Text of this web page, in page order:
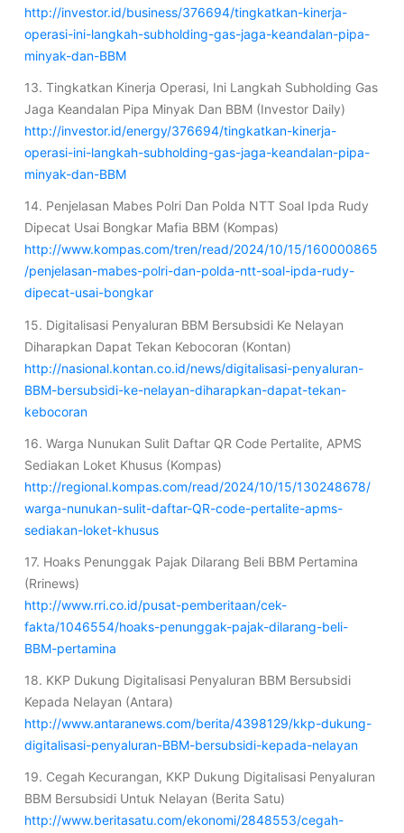
http://investor.id/business/376694/tingkatkan-kinerja-
operasi-ini-langkah-subholding-gas-jaga-keandalan-pipa-
minyak-dan-BBM
13. Tingkatkan Kinerja Operasi, Ini Langkah Subholding Gas
Jaga Keandalan Pipa Minyak Dan BBM (Investor Daily)
http://investor.id/energy/376694/tingkatkan-kinerja-
operasi-ini-langkah-subholding-gas-jaga-keandalan-pipa-
minyak-dan-BBM
14. Penjelasan Mabes Polri Dan Polda NTT Soal Ipda Rudy
Dipecat Usai Bongkar Mafia BBM (Kompas)
http://www.kompas.com/tren/read/2024/10/15/160000865
/penjelasan-mabes-polri-dan-polda-ntt-soal-ipda-rudy-
dipecat-usai-bongkar
15. Digitalisasi Penyaluran BBM Bersubsidi Ke Nelayan
Diharapkan Dapat Tekan Kebocoran (Kontan)
http://nasional.kontan.co.id/news/digitalisasi-penyaluran-
BBM-bersubsidi-ke-nelayan-diharapkan-dapat-tekan-
kebocoran
16. Warga Nunukan Sulit Daftar QR Code Pertalite, APMS
Sediakan Loket Khusus (Kompas)
http://regional.kompas.com/read/2024/10/15/130248678/
warga-nunukan-sulit-daftar-QR-code-pertalite-apms-
sediakan-loket-khusus
17. Hoaks Penunggak Pajak Dilarang Beli BBM Pertamina
(Rrinews)
http://www.rri.co.id/pusat-pemberitaan/cek-
fakta/1046554/hoaks-penunggak-pajak-dilarang-beli-
BBM-pertamina
18. KKP Dukung Digitalisasi Penyaluran BBM Bersubsidi
Kepada Nelayan (Antara)
http://www.antaranews.com/berita/4398129/kkp-dukung-
digitalisasi-penyaluran-BBM-bersubsidi-kepada-nelayan
19. Cegah Kecurangan, KKP Dukung Digitalisasi Penyaluran
BBM Bersubsidi Untuk Nelayan (Berita Satu)
http://www.beritasatu.com/ekonomi/2848553/cegah-